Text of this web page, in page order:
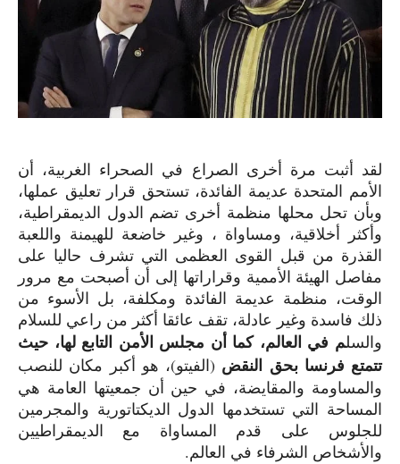
لقد أثبت مرة أخرى الصراع في الصحراء الغربية، أن
الأمم المتحدة عديمة الفائدة، تستحق قرار تعليق عملها،
وبأن تحل محلها منظمة أخرى تضم الدول الديمقراطية،
وأكثر أخلاقية، ومساواة ، وغير خاضعة للهيمنة واللعبة
القذرة من قبل القوى العظمى التي تشرف حاليا على
مفاصل الهيئة الأممية وقراراتها إلى أن أصبحت مع مرور
الوقت، منظمة عديمة الفائدة ومكلفة، بل الأسوء من
ذلك فاسدة وغير عادلة، تقف عائقا أكثر من راعي للسلام
والسلم في العالم، كما أن مجلس الأمن التابع لها، حيث
تتمتع فرنسا بحق النقض (الفيتو)، هو أكبر مكان للنصب
والمساومة والمقايضة، في حين أن جمعيتها العامة هي
المساحة التي تستخدمها الدول الديكتاتورية والمجرمين
للجلوس على قدم المساواة مع الديمقراطيين
والأشخاص الشرفاء في العالم.